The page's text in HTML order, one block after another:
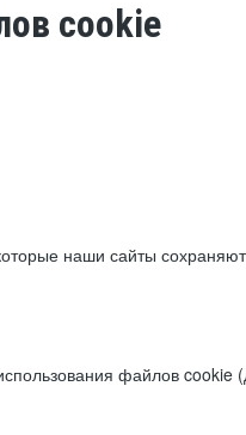
cookie
наши сайты
файлов